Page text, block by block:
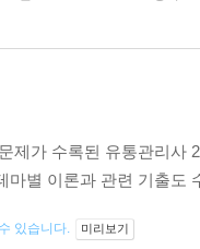
제가 수록된 유통관리
마별 이론과 관련 기출도
있습니다. 미리보기